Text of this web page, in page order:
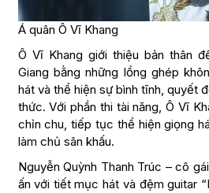
Á quân Ô Vĩ Khang
Ô Vĩ Khang giới thiệu bản thân
Giang bằng những lồng ghép
hát và thể hiện sự bình tĩnh, quyết
thức. Với phần thi tài năng, Ô Vĩ
chỉn chu, tiếp tục thể hiện giọng
làm chủ sân khấu.
Nguyễn Quỳnh Thanh Trúc – cô
ấn với tiết mục hát và đệm guitar